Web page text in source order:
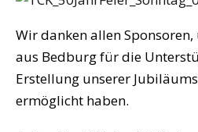
Wir danken allen
aus Bedburg für die
Erstellung unserer
ermöglicht haben.